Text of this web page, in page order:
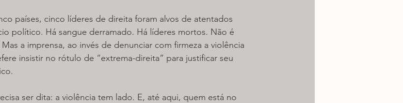
países, cinco líderes de direita foram alvos de atentados
político. Há sangue derramado. Há líderes mortos. Não é
a imprensa, ao invés de denunciar com firmeza a violência
insistir no rótulo de “extrema-direita” para justificar seu
ser dita: a violência tem lado. E, até aqui, quem está no